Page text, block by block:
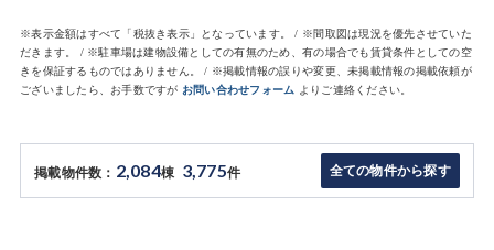
※表示金額はすべて「税抜き表示」となっています。 / ※間取図は現況を優先させていた
だきます。 / ※駐車場は建物設備としての有無のため、有の場合でも賃貸条件としての空
きを保証するものではありません。 / ※掲載情報の誤りや変更、未掲載情報の掲載依頼が
ございましたら、お手数ですが お問い合わせフォーム よりご連絡ください。
掲載物件数： 2,084棟 3,775件 全ての物件から探す